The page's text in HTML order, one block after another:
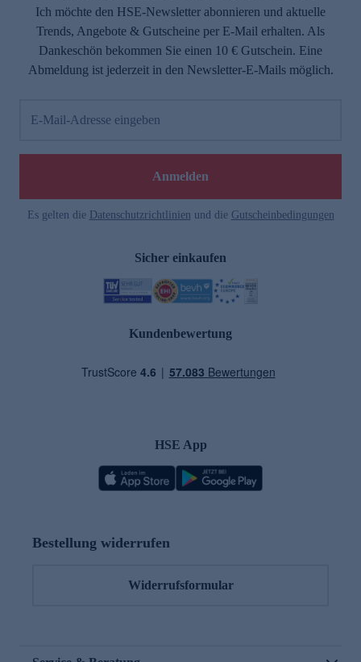
Ich möchte den HSE-Newsletter abonnieren und aktuelle
Trends, Angebote & Gutscheine per E-Mail erhalten. Als
Dankeschön bekommen Sie einen 10 € Gutschein. Eine
Abmeldung ist jederzeit in den Newsletter-E-Mails möglich.
E-Mail-Adresse eingeben
Anmelden
Es gelten die Datenschutzrichtlinien und die Gutscheinbedingungen
Sicher einkaufen
Kundenbewertung
HSE App
Bestellung widerrufen
Widerrufsformular